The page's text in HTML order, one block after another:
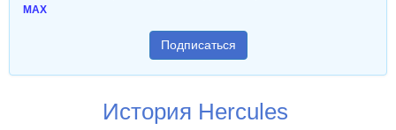
MAX
Подписаться
История Hercules